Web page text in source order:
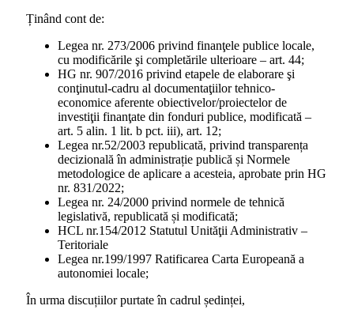
Ținând cont de:
Legea nr. 273/2006 privind finanţele publice locale,
cu modificările şi completările ulterioare – art. 44;
HG nr. 907/2016 privind etapele de elaborare şi
conţinutul-cadru al documentaţiilor tehnico-
economice aferente obiectivelor/proiectelor de
investiţii finanţate din fonduri publice, modificată –
art. 5 alin. 1 lit. b pct. iii), art. 12;
Legea nr.52/2003 republicată, privind transparența
decizională în administrație publică și Normele
metodologice de aplicare a acesteia, aprobate prin HG
nr. 831/2022;
Legea nr. 24/2000 privind normele de tehnică
legislativă, republicată și modificată;
HCL nr.154/2012 Statutul Unităţii Administrativ –
Teritoriale
Legea nr.199/1997 Ratificarea Carta Europeană a
autonomiei locale;
În urma discuțiilor purtate în cadrul ședinței,